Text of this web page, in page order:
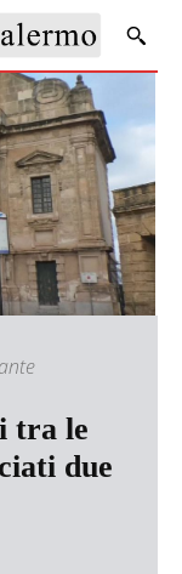
tra le
due